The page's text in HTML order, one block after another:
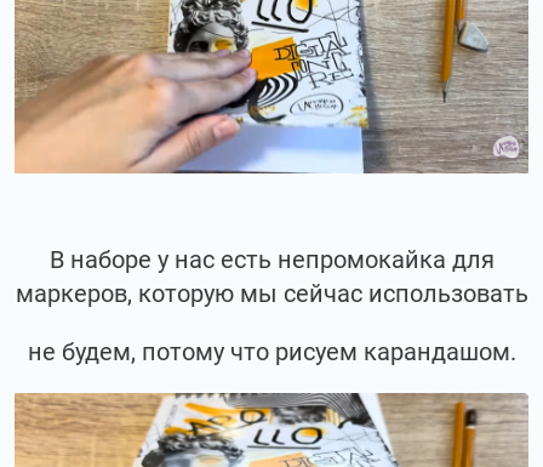
В наборе у нас есть непромокайка для
маркеров, которую мы сейчас использовать
не будем, потому что рисуем карандашом.